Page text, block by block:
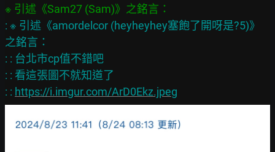
: ※ 引述《amordelcor (heyheyhey塞飽了開呀是?5)》
之銘言：
: : 台北市cp值不錯吧
: : 看這張圖不就知道了
: : https://i.imgur.com/ArD0Ekz.jpeg